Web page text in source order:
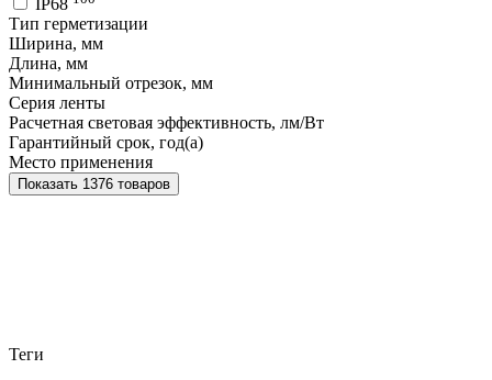
Тип герметизации
Ширина, мм
Длина, мм
Минимальный отрезок, мм
Серия ленты
Расчетная световая эффективность, лм/Вт
Гарантийный срок, год(а)
Место применения
Показать 1376 товаров
Теги